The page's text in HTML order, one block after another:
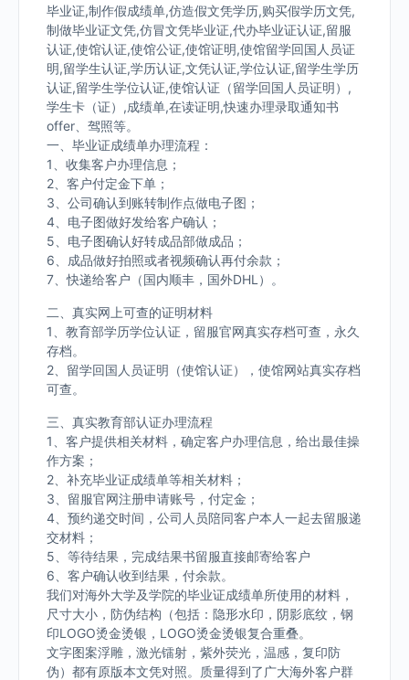
毕业证,制作假成绩单,仿造假文凭学历,购买假学历文凭,
制做毕业证文凭,仿冒文凭毕业证,代办毕业证认证,留服
认证,使馆认证,使馆公证,使馆证明,使馆留学回国人员证
明,留学生认证,学历认证,文凭认证,学位认证,留学生学历
认证,留学生学位认证,使馆认证（留学回国人员证明）,
学生卡（证）,成绩单,在读证明,快速办理录取通知书
offer、驾照等。
一、毕业证成绩单办理流程：
1、收集客户办理信息；
2、客户付定金下单；
3、公司确认到账转制作点做电子图；
4、电子图做好发给客户确认；
5、电子图确认好转成品部做成品；
6、成品做好拍照或者视频确认再付余款；
7、快递给客户（国内顺丰，国外DHL）。
二、真实网上可查的证明材料
1、教育部学历学位认证，留服官网真实存档可查，永久
存档。
2、留学回国人员证明（使馆认证），使馆网站真实存档
可查。
三、真实教育部认证办理流程
1、客户提供相关材料，确定客户办理信息，给出最佳操
作方案；
2、补充毕业证成绩单等相关材料；
3、留服官网注册申请账号，付定金；
4、预约递交时间，公司人员陪同客户本人一起去留服递
交材料；
5、等待结果，完成结果书留服直接邮寄给客户
6、客户确认收到结果，付余款。
我们对海外大学及学院的毕业证成绩单所使用的材料，
尺寸大小，防伪结构（包括：隐形水印，阴影底纹，钢
印LOGO烫金烫银，LOGO烫金烫银复合重叠。
文字图案浮雕，激光镭射，紫外荧光，温感，复印防
伪）都有原版本文凭对照。质量得到了广大海外客户群